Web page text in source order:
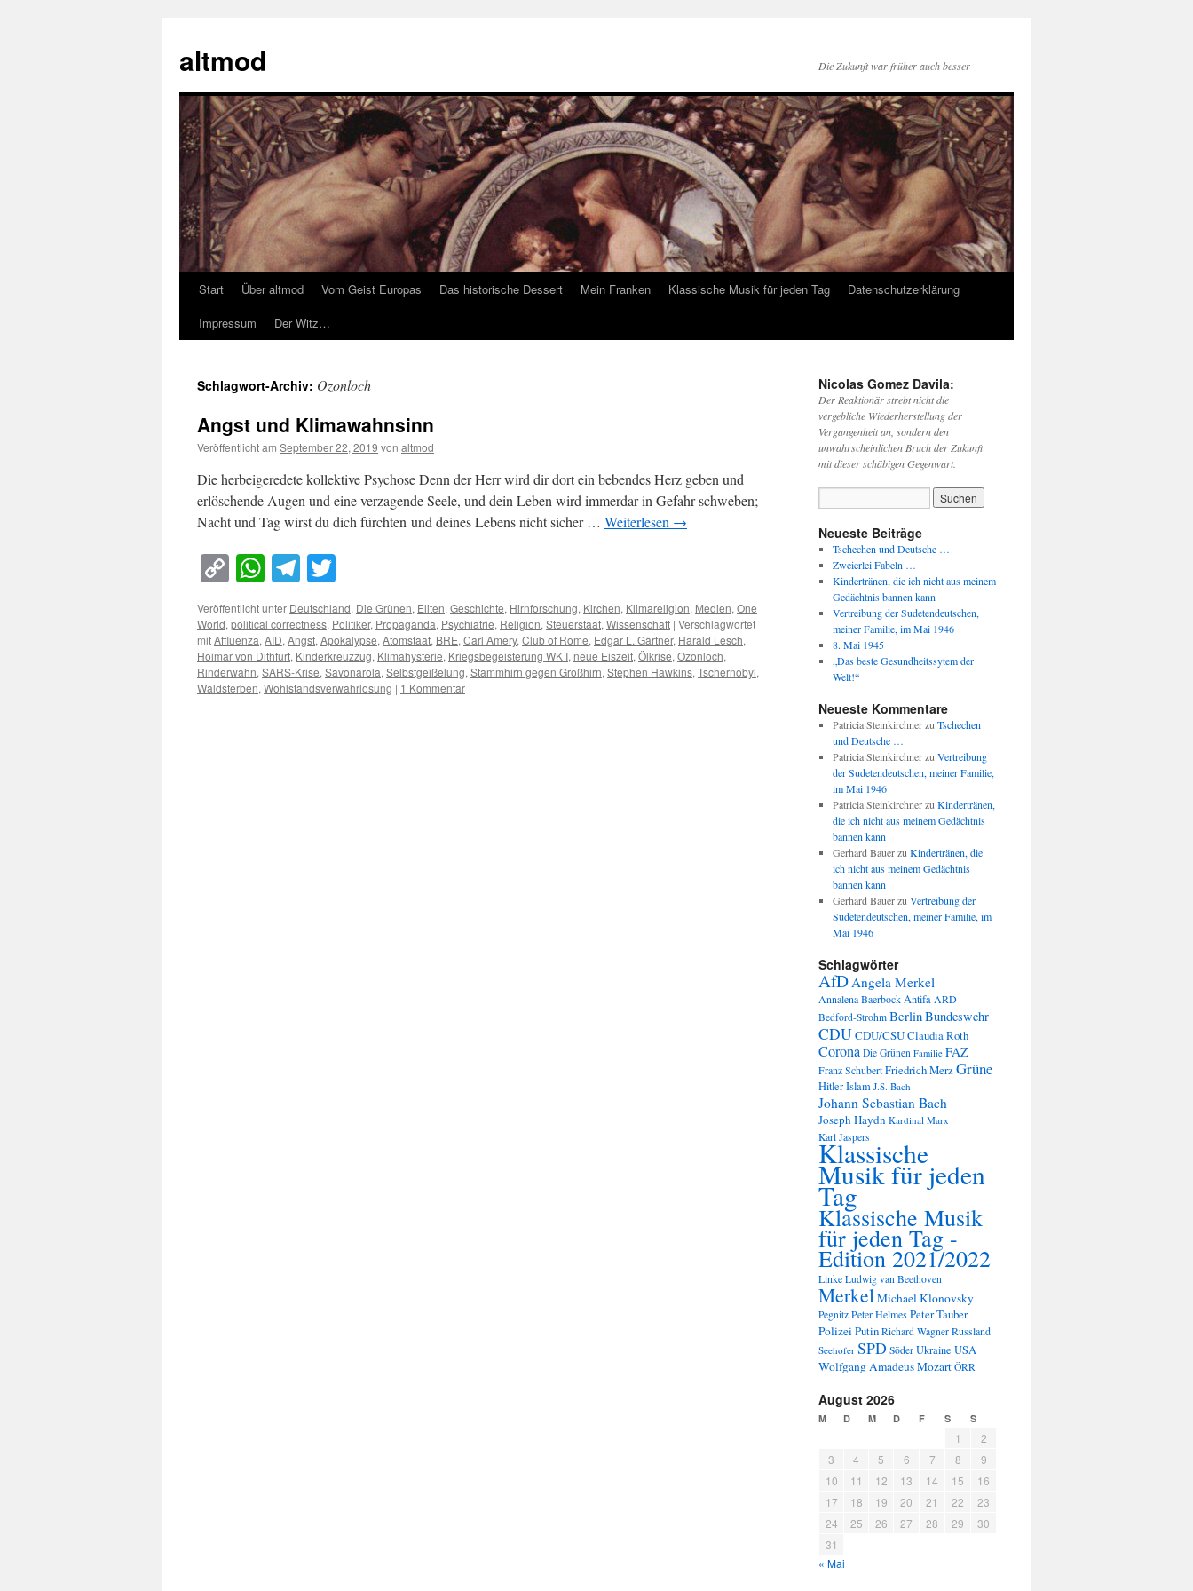
springen
altmod Die Zukunft war früher auch besser
Start Über altmod Vom Geist Europas Das historische Dessert Mein Franken Klassische Musik für jeden Tag
Datenschutzerklärung
Impressum
Der Witz…
Schlagwort-Archiv: Ozonloch
Angst und Klimawahnsinn
Veröffentlicht am September 22, 2019 von altmod
Die herbeigeredete kollektive Psychose Denn der Herr wird dir dort ein bebendes Herz geben und
erlöschende Augen und eine verzagende Seele, und dein Leben wird immerdar in Gefahr schweben;
Nacht und Tag wirst du dich fürchten und deines Lebens nicht sicher … Weiterlesen →
Copy
Link
WhatsApp
Telegram
Veröffentlicht unter Deutschland, Die Grünen, Eliten,Geschichte, Hirnforschung, Kirchen, Klimareligion, Medien,One
World,political correctness, Politiker, Propaganda, Psychiatrie, Religion,Steuerstaat,Wissenschaft | Verschlagwortet
mitAffluenza,AID,Angst,Apokalypse,Atomstaat, BRE,Carl Amery,Club of Rome, Edgar L. Gärtner, Harald Lesch,
Hoimar von Dithfurt, Kinderkreuzzug, Klimahysterie, Kriegsbegeisterung WK I, neue Eiszeit,Ölkrise,Ozonloch,
Rinderwahn,SARS-Krise,Savonarola,Selbstgeißelung,Stammhirn gegen Großhirn,Stephen Hawkins,Tschernobyl,
Waldsterben,Wohlstandsverwahrlosung | 1 Kommentar
Nicolas Gomez Davila:
Der Reaktionär strebt nicht die
vergebliche Wiederherstellung der
Vergangenheit an, sondern den
unwahrscheinlichen Bruch der Zukunft
mit dieser schäbigen Gegenwart.
Neueste Beiträge
Tschechen und Deutsche …
Zweierlei Fabeln …
Kindertränen, die ich nicht aus meinem
Gedächtnis bannen kann
Vertreibung der Sudetendeutschen,
meiner Familie, im Mai 1946
8. Mai 1945
„Das beste Gesundheitssytem der
Welt!“
Neueste Kommentare
Patricia Steinkirchnerzu Tschechen
und Deutsche …
Patricia Steinkirchnerzu Vertreibung
der Sudetendeutschen, meiner Familie,
im Mai 1946
Patricia Steinkirchnerzu Kindertränen,
die ich nicht aus meinem Gedächtnis
bannen kann
Gerhard Bauerzu Kindertränen, die
ich nicht aus meinem Gedächtnis
bannen kann
Gerhard Bauerzu Vertreibung der
Sudetendeutschen, meiner Familie, im
Mai 1946
Schlagwörter
AfDAngela Merkel
Annalena BaerbockAntifa ARD
Bedford-Strohm BerlinBundeswehr
CDUCDU/CSUClaudia Roth
Corona Die Grünen Familie FAZ
Franz SchubertFriedrich MerzGrüne
HitlerIslam J.S. Bach
Johann Sebastian Bach
Joseph Haydn Kardinal Marx
Karl Jaspers
Klassische
Musik für jeden
Tag
Klassische Musik
für jeden Tag -
Edition 2021/2022
Linke Ludwig van Beethoven
MerkelMichael Klonovsky
Pegnitz Peter HelmesPeter Tauber
PolizeiPutin Richard Wagner Russland
Seehofer SPD Söder Ukraine USA
Wolfgang Amadeus Mozart ÖRR
August 2026
M D M D F S S
1
2
3
4 5 6 7 8
9
10
11 12 13 14 15
16
17
18 19 20 21 22
23
24
25 26 27 28 29
30
31
« Mai